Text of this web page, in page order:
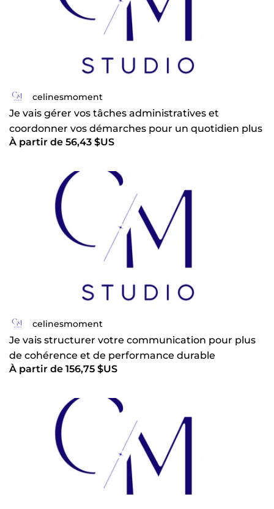
clients, je suis là pour vous. Studio Céline — votre soutien
opérationnel du quotidien.
celinesmoment
Je vais gérer vos tâches administratives et
coordonner vos démarches pour un quotidien plus
fluide
À partir de 56,43 $US
celinesmoment
Je vais structurer votre communication pour plus
de cohérence et de performance durable
À partir de 156,75 $US